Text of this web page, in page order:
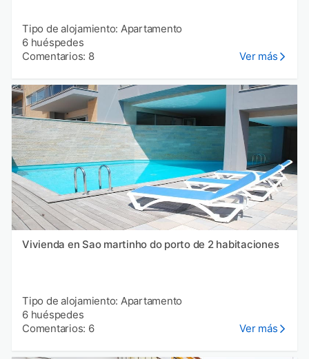
Tipo de alojamiento: Apartamento
6 huéspedes
Comentarios: 8
Ver más
Vivienda en Sao martinho do porto de 2 habitaciones
Tipo de alojamiento: Apartamento
6 huéspedes
Comentarios: 6
Ver más